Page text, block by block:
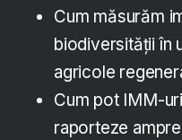
Cum măsurăm
biodiversității în
agricole
Cum pot IMM-
raporteze